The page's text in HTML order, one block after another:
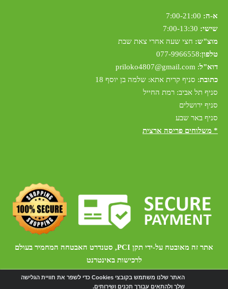
א-ה:
שישי: 7:00-13:30
מוצ"ש: חצי שעה אחרי צאת שבת
טלפון:
077-9966558
דוא"ל:
priloko4807@gmail.com
כתובת: סניף קרית אתא: שלמה בן יוסף 18
סניף תל אביב: רמת החייל
סניף ירושלים
סניף באר שבע
* משלוחים פריסה ארצית
אתר זה מאובטח על-ידי תקן PCI, סטנדרט האבטחה המחמיר בעולם
לרכישות באינטרנט
האתר שלנו משתמש בקובצי Cookies כדי לשפר את חוויית הגלישה
שלך ולהתאים עבורך תכנים ושירותים.